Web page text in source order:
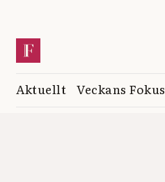
Aktuellt Veckans Fokus